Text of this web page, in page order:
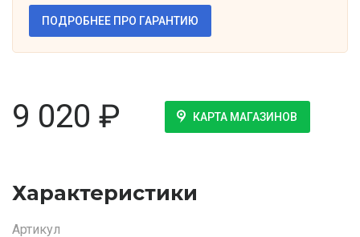
ПОДРОБНЕЕ ПРО ГАРАНТИЮ
9 020 ₽ КАРТА МАГАЗИНОВ
Характеристики
Артикул